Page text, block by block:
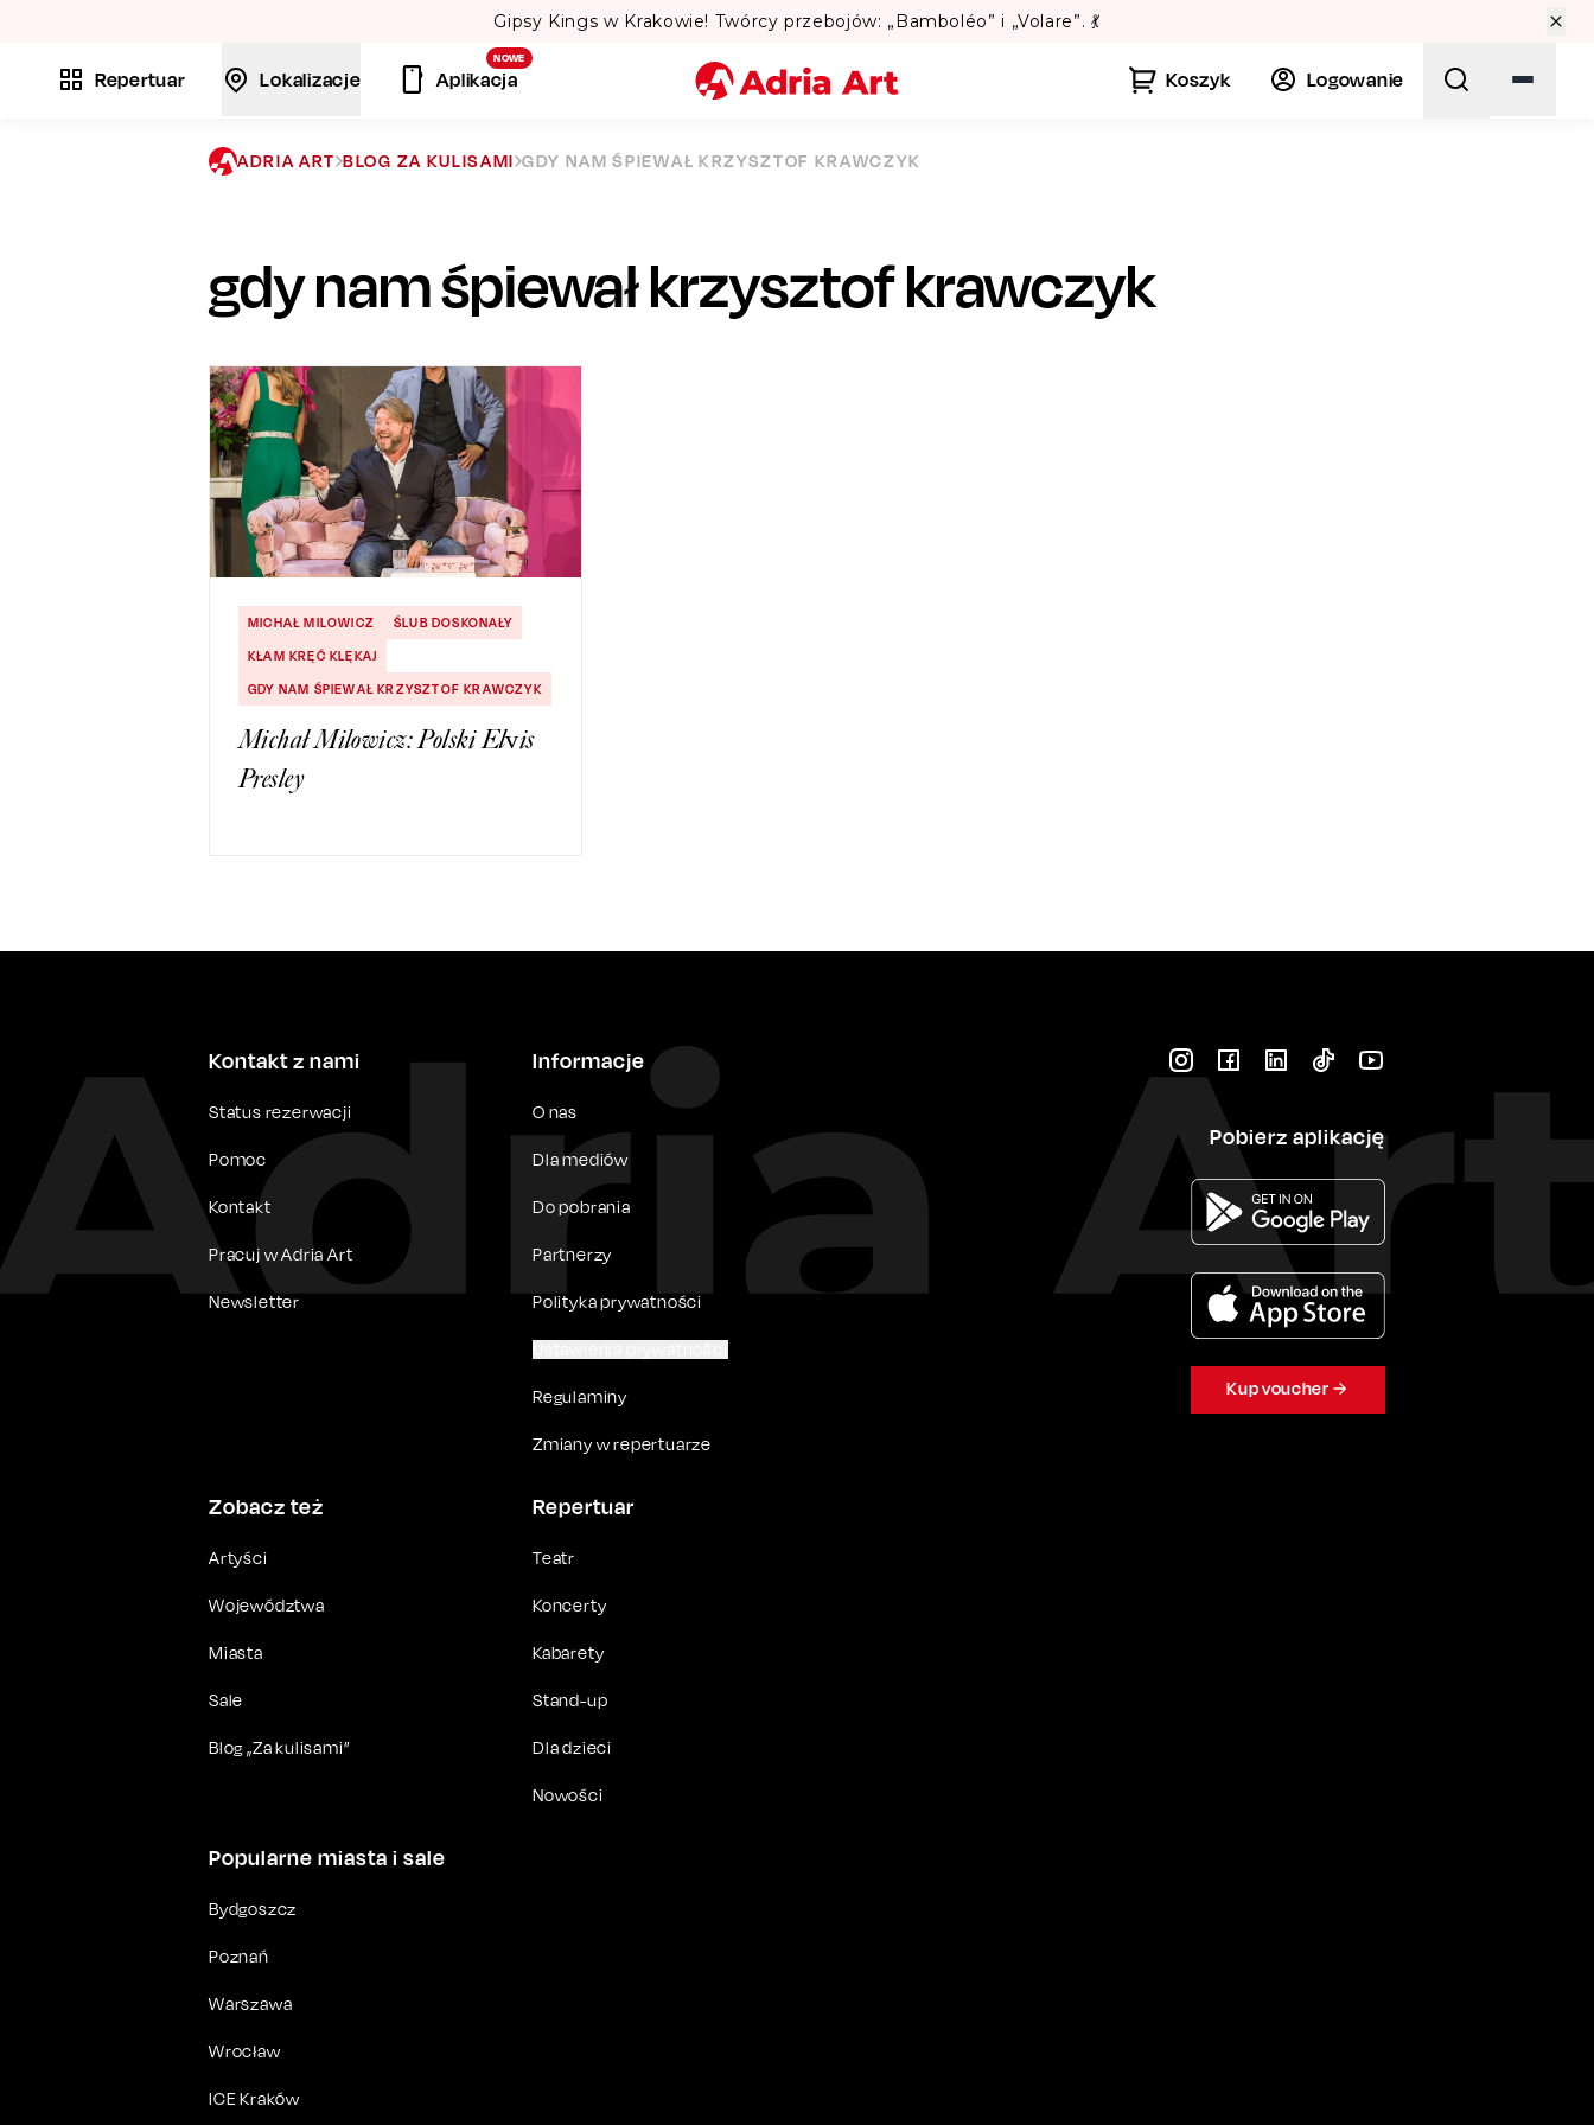
Lato w Warszawie? Sprawdź Teatralne Lato w Pałacu Kultury! 🏛️
Repertuar Lokalizacje
NOWE
Aplikacja Koszyk Logowanie
Miasto
Szukaj
ADRIA ART BLOG ZA KULISAMI GDY NAM ŚPIEWAŁ KRZYSZTOF KRAWCZYK
gdy nam śpiewał krzysztof krawczyk
MICHAŁ MILOWICZ
ŚLUB DOSKONAŁY
KŁAM KRĘĆ KLĘKAJ
GDY NAM ŚPIEWAŁ KRZYSZTOF KRAWCZYK
Michał Milowicz: Polski Elvis
Presley
Kontakt z nami
Status rezerwacji
Pomoc
Kontakt
Pracuj w Adria Art
Newsletter
Informacje
O nas
Dla mediów
Do pobrania
Partnerzy
Polityka prywatności
Regulaminy
Zmiany w repertuarze
Zobacz też
Artyści
Województwa
Miasta
Sale
Blog „Za kulisami”
Repertuar
Teatr
Koncerty
Kabarety
Stand-up
Dla dzieci
Nowości
Popularne miasta i sale
Bydgoszcz
Poznań
Warszawa
Wrocław
ICE Kraków
Pobierz aplikację
Kup voucher